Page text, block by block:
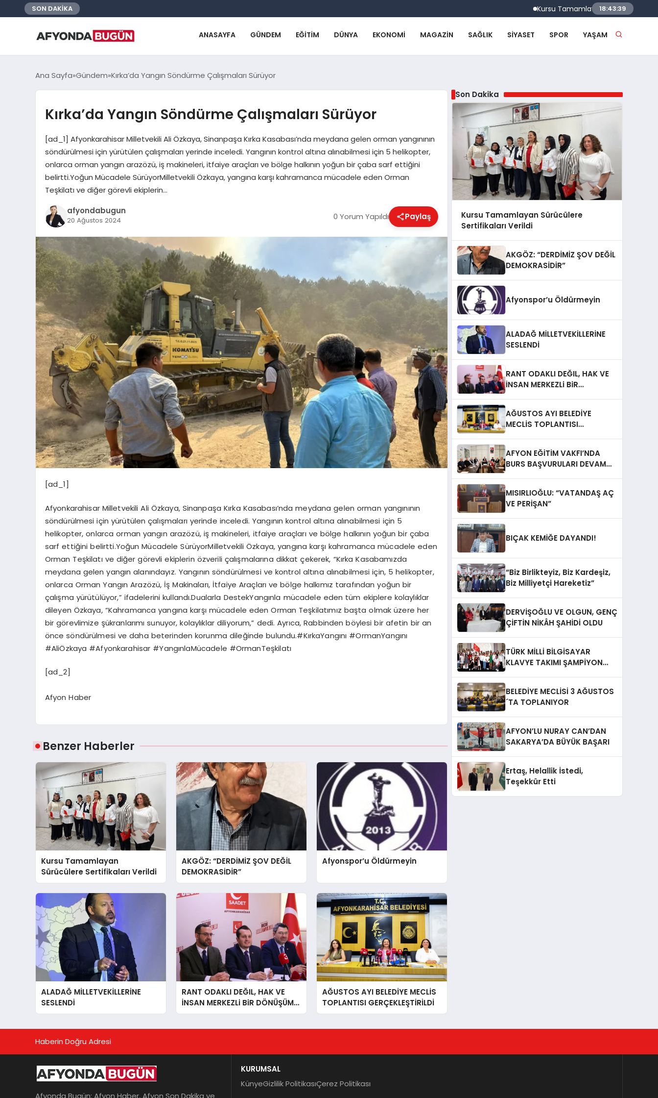
SON DAKİKA Kursu Tamamlayan Sürücülere
18:43:40
ANASAYFA GÜNDEM EĞITIM DÜNYA EKONOMI MAGAZIN SAĞLIK SIYASET SPOR YAŞAM
Ana Sayfa Gündem Kırka’da Yangın Söndürme Çalışmaları Sürüyor
Kırka’da Yangın Söndürme Çalışmaları Sürüyor
[ad_1] Afyonkarahisar Milletvekili Ali Özkaya, Sinanpaşa Kırka Kasabası’nda meydana gelen orman yangınının
söndürülmesi için yürütülen çalışmaları yerinde inceledi. Yangının kontrol altına alınabilmesi için 5 helikopter,
onlarca orman yangın arazözü, iş makineleri, itfaiye araçları ve bölge halkının yoğun bir çaba sarf ettiğini
belirtti.Yoğun Mücadele SürüyorMilletvekili Özkaya, yangına karşı kahramanca mücadele eden Orman
Teşkilatı ve diğer görevli ekiplerin…
afyondabugun
20 Ağustos 2024 0 Yorum Yapıldı Paylaş
[ad_1]
Afyonkarahisar Milletvekili Ali Özkaya, Sinanpaşa Kırka Kasabası’nda meydana gelen orman yangınının
söndürülmesi için yürütülen çalışmaları yerinde inceledi. Yangının kontrol altına alınabilmesi için 5
helikopter, onlarca orman yangın arazözü, iş makineleri, itfaiye araçları ve bölge halkının yoğun bir çaba
sarf ettiğini belirtti.Yoğun Mücadele SürüyorMilletvekili Özkaya, yangına karşı kahramanca mücadele eden
Orman Teşkilatı ve diğer görevli ekiplerin özverili çalışmalarına dikkat çekerek, “Kırka Kasabamızda
meydana gelen yangın alanındayız. Yangının söndürülmesi ve kontrol altına alınabilmesi için, 5 helikopter,
onlarca Orman Yangın Arazözü, İş Makinaları, İtfaiye Araçları ve bölge halkımız tarafından yoğun bir
çalışma yürütülüyor,” ifadelerini kullandı.Dualarla DestekYangınla mücadele eden tüm ekiplere kolaylıklar
dileyen Özkaya, “Kahramanca yangına karşı mücadele eden Orman Teşkilatımız başta olmak üzere her
bir görevlimize şükranlarımı sunuyor, kolaylıklar diliyorum,” dedi. Ayrıca, Rabbinden böylesi bir afetin bir an
önce söndürülmesi ve daha beterinden korunma dileğinde bulundu.#KırkaYangını #OrmanYangını
#AliÖzkaya #Afyonkarahisar #YangınlaMücadele #OrmanTeşkilatı
[ad_2]
Afyon Haber
Benzer Haberler
Kursu Tamamlayan
Sürücülere Sertifikaları Verildi
AKGÖZ: “DERDİMİZ ŞOV DEĞİL
DEMOKRASİDİR”
Afyonspor’u Öldürmeyin
ALADAĞ MİLLETVEKİLLERİNE
SESLENDİ
RANT ODAKLI DEĞIL, HAK VE
İNSAN MERKEZLi BiR DÖNÜŞÜM
İÇiN AFYONKARAHiSAR’IN
AĞUSTOS AYI BELEDİYE MECLİS
TOPLANTISI GERÇEKLEŞTİRİLDİ
Son Dakika
Kursu Tamamlayan Sürücülere
Sertifikaları Verildi
AKGÖZ: “DERDİMİZ ŞOV DEĞİL
DEMOKRASİDİR”
Afyonspor’u Öldürmeyin
ALADAĞ MİLLETVEKİLLERİNE
SESLENDİ
RANT ODAKLI DEĞIL, HAK VE
İNSAN MERKEZLi BiR
YANINDAYIZ!
AĞUSTOS AYI BELEDİYE
MECLİS TOPLANTISI
AFYON EĞİTİM VAKFI’NDA
BURS BAŞVURULARI DEVAM
MISIRLIOĞLU: “VATANDAŞ AÇ
VE PERİŞAN”
BIÇAK KEMİĞE DAYANDI!
“Biz Birlikteyiz, Biz Kardeşiz,
Biz Milliyetçi Hareketiz”
DERVİŞOĞLU VE OLGUN, GENÇ
ÇİFTİN NİKÂH ŞAHİDİ OLDU
TÜRK MİLLİ BİLGİSAYAR
KLAVYE TAKIMI ŞAMPİYON
BELEDİYE MECLİSİ 3 AĞUSTOS
´TA TOPLANIYOR
AFYON’LU NURAY CAN’DAN
SAKARYA’DA BÜYÜK BAŞARI
Ertaş, Helallik İstedi,
Teşekkür Etti
Haberin Doğru Adresi
Afyonda Bugün; Afyon Haber, Afyon Son Dakika ve
KURUMSAL
KünyeGizlilik PolitikasıÇerez Politikası